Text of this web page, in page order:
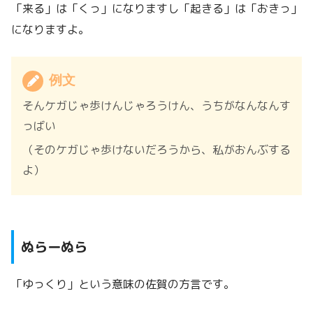
「来る」は「くっ」になりますし「起きる」は「おきっ」
になりますよ。
例文
そんケガじゃ歩けんじゃろうけん、うちがなんなんす
っばい
（そのケガじゃ歩けないだろうから、私がおんぶする
よ）
ぬらーぬら
「ゆっくり」という意味の佐賀の方言です。